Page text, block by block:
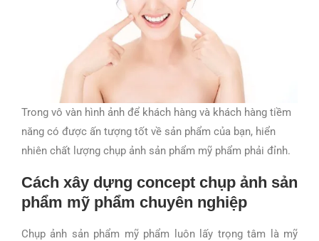
Trong vô vàn hình ảnh để khách hàng và khách hàng tiềm
năng có được ấn tượng tốt về sản phẩm của bạn, hiển
nhiên chất lượng chụp ảnh sản phẩm mỹ phẩm phải đỉnh.
Cách xây dựng concept chụp ảnh sản
phẩm mỹ phẩm chuyên nghiệp
Chụp ảnh sản phẩm mỹ phẩm luôn lấy trọng tâm là mỹ